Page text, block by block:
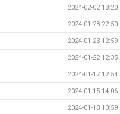
2024-02-02 13:20
2024-01-28 22:50
2024-01-23 12:59
2024-01-22 12:35
2024-01-17 12:54
2024-01-15 14:06
2024-01-13 10:59